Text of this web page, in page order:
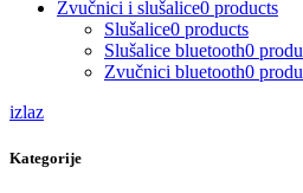
Zvučnici i slušalice0 products
Slušalice0 products
Slušalice bluetooth0
Zvučnici bluetooth0
izlaz
Kategorije